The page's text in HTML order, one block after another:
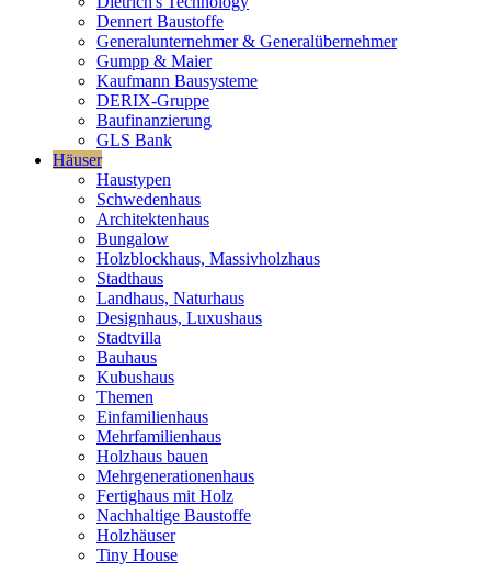
Dennert Baustoffe
Generalunternehmer & Generalübernehmer
Gumpp & Maier
Kaufmann Bausysteme
DERIX-Gruppe
Baufinanzierung
GLS Bank
Häuser
Haustypen
Schwedenhaus
Architektenhaus
Bungalow
Holzblockhaus, Massivholzhaus
Stadthaus
Landhaus, Naturhaus
Designhaus, Luxushaus
Stadtvilla
Bauhaus
Kubushaus
Themen
Einfamilienhaus
Mehrfamilienhaus
Holzhaus bauen
Mehrgenerationenhaus
Fertighaus mit Holz
Nachhaltige Baustoffe
Holzhäuser
Tiny House